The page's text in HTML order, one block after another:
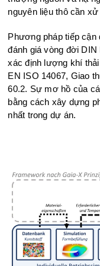
nguyên liệu thô cần xử
Phương pháp tiếp cận
đánh giá vòng đời
xác định lượng khí
EN ISO 14067, Giao
60.2. Sự mơ hồ của
bằng cách xây dựng
nhất trong dự án.